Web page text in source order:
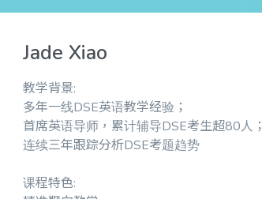
Jade Xiao
教学背景:
多年一线DSE英语教学经验；
首席英语导师，累计辅导DSE考生超80人；
连续三年跟踪分析DSE考题趋势
课程特色: